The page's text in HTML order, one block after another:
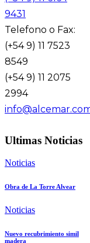
9431
Telefono o Fax:
(+54 9) 11 7523
8549
(+54 9) 11 2075
2994
Ultimas Noticias
Noticias
Obra de La Torre Alvear
Noticias
Nuevo recubrimiento simil
madera